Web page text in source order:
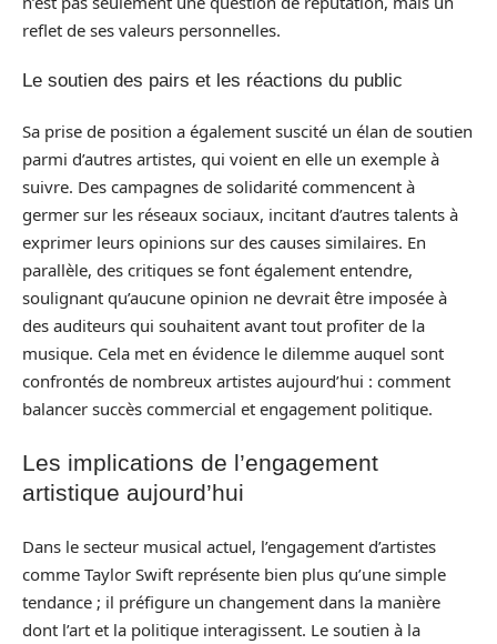
reflet de ses valeurs personnelles.
Le soutien des pairs et les réactions du public
Sa prise de position a également suscité un élan de soutien
parmi d’autres artistes, qui voient en elle un exemple à
suivre. Des campagnes de solidarité commencent à
germer sur les réseaux sociaux, incitant d’autres talents à
exprimer leurs opinions sur des causes similaires. En
parallèle, des critiques se font également entendre,
soulignant qu’aucune opinion ne devrait être imposée à
des auditeurs qui souhaitent avant tout profiter de la
musique. Cela met en évidence le dilemme auquel sont
confrontés de nombreux artistes aujourd’hui : comment
balancer succès commercial et engagement politique.
Les implications de l’engagement
artistique aujourd’hui
Dans le secteur musical actuel, l’engagement d’artistes
comme Taylor Swift représente bien plus qu’une simple
tendance ; il préfigure un changement dans la manière
dont l’art et la politique interagissent. Le soutien à la